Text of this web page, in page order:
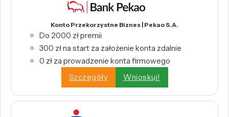
Konto Przekorzystne Biznes | Pekao S.A.
Do 2000 zł premii
300 zł na start za założenie konta zdalnie
0 zł za prowadzenie konta firmowego
Szczegóły
Wnioskuj!